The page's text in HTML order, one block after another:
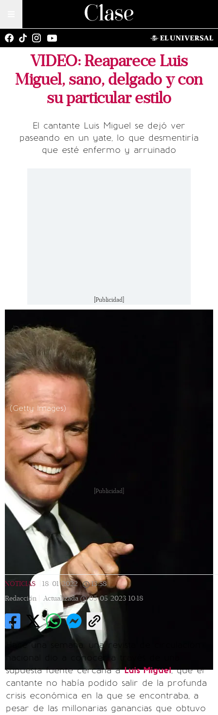
VIDEO: Reaparece Luis
Miguel, sano, delgado y con
su particular estilo
El cantante Luis Miguel se dejó ver
paseando en un yate, lo que desmentiría
que esté enfermo y arruinado
[Publicidad]
(Getty Images)
[Publicidad]
NOTICIAS 18/01/2022 | 13:58 |
Redacción |
Actualizada 05/05/2023 10:18
Hace una semana, una revista de circulación
nacional dio a conocer a través de una
supuesta fuente cercana aLuis Miguel, que el
cantante no había podido salir de la profunda
crisis económica en la que se encontraba, a
pesar de las millonarias ganancias que obtuvo